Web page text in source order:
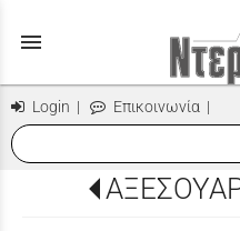
menu
Login | Επικοινωνία |